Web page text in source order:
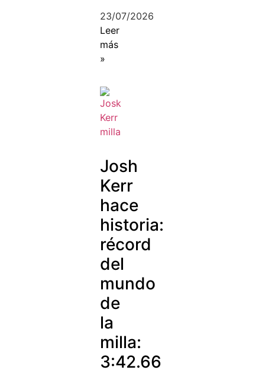
23/07/2026
Leer
más
»
Josh
Kerr
hace
historia:
récord
del
mundo
de
la
milla:
3:42.66